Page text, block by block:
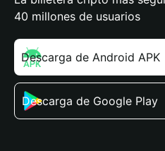
40 millones de usuarios
Descarga de Android APK
Descarga de Google Play